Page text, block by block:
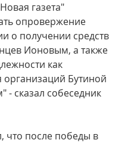
газета"
опровержение
о получении средств
Ионовым, а также
как
организаций Бутиной
- сказал собеседник
что после победы в